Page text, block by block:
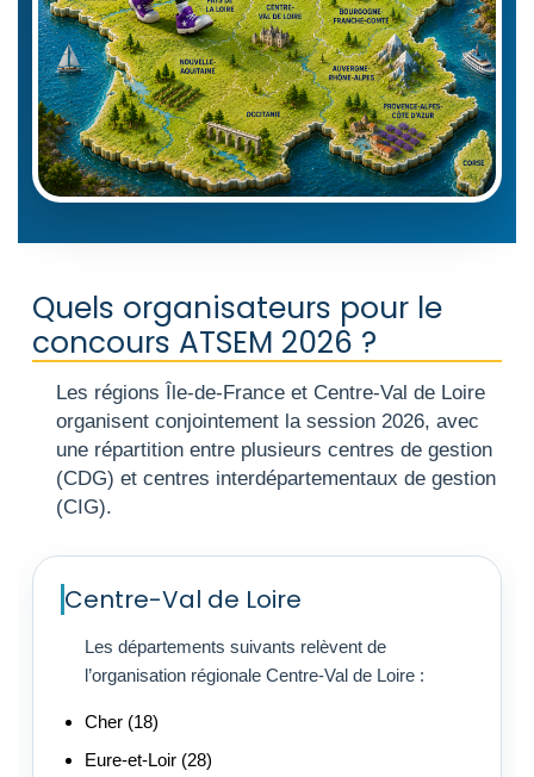
Quels organisateurs pour le
concours ATSEM 2026 ?
Les régions Île-de-France et Centre-Val de Loire
organisent conjointement la session 2026, avec
une répartition entre plusieurs centres de gestion
(CDG) et centres interdépartementaux de gestion
(CIG).
Centre-Val de Loire
Les départements suivants relèvent de
l’organisation régionale Centre-Val de Loire :
Cher (18)
Eure-et-Loir (28)